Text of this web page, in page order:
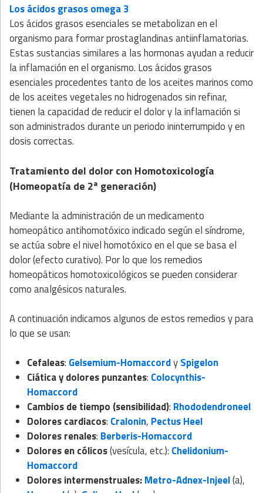
Los ácidos grasos omega 3
Los ácidos grasos esenciales se metabolizan en el
organismo para formar prostaglandinas antiinflamatorias.
Estas sustancias similares a las hormonas ayudan a reducir
la inflamación en el organismo. Los ácidos grasos
esenciales procedentes tanto de los aceites marinos como
de los aceites vegetales no hidrogenados sin refinar,
tienen la capacidad de reducir el dolor y la inflamación si
son administrados durante un periodo ininterrumpido y en
dosis correctas.
Tratamiento del dolor con Homotoxicología
(Homeopatía de 2ª generación)
Mediante la administración de un medicamento
homeopático antihomotóxico indicado según el síndrome,
se actúa sobre el nivel homotóxico en el que se basa el
dolor (efecto curativo). Por lo que los remedios
homeopáticos homotoxicológicos se pueden considerar
como analgésicos naturales.
A continuación indicamos algunos de estos remedios y para
lo que se usan:
Cefaleas: Gelsemium-HomaccordySpigelon
Ciática y dolores punzantes: Colocynthis-
Homaccord
Cambios de tiempo (sensibilidad): Rhododendroneel
Dolores cardiacos: Cralonin, Pectus Heel
Dolores renales: Berberis-Homaccord
Dolores en cólicos(vesícula, etc.): Chelidonium-
Homaccord
Doloresintermenstruales:Metro-Adnex-Injeel(a),